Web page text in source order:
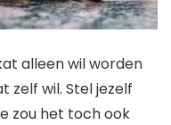
alleen wil worden
zelf wil. Stel jezelf
zou het toch ook